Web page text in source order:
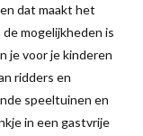
dat maakt het
mogelijkheden is
je voor je kinderen
ridders en
speeltuinen en
in een gastvrije